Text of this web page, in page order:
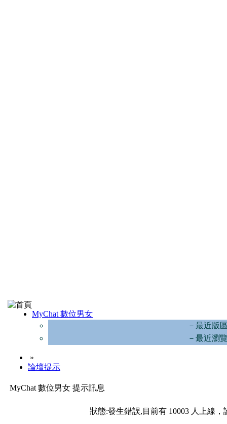
MyChat 數位男女
－最近版
－最近瀏
»
論壇提示
MyChat 數位男女 提示訊息
狀態:發生錯誤,目前有 10003 人上線